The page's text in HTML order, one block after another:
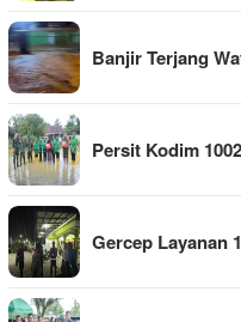
Banjir Terjang
Persit Kodim
Gercep Layanan